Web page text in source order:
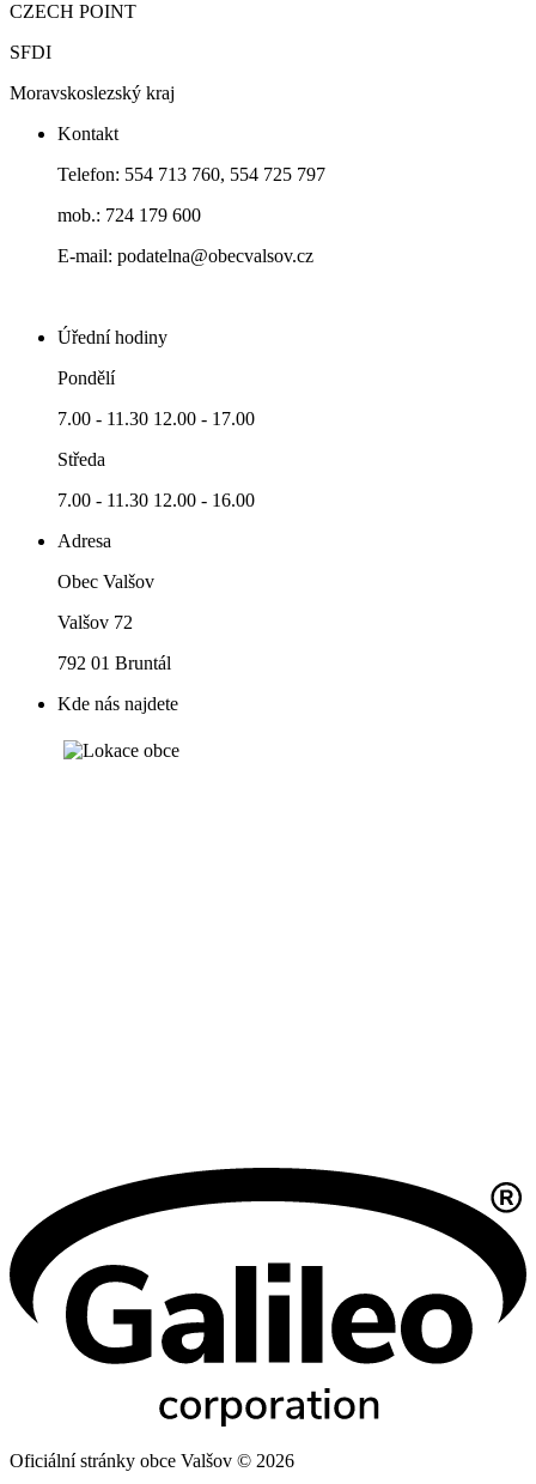
CZECH POINT
SFDI
Moravskoslezský kraj
Kontakt
Telefon: 554 713 760, 554 725 797
mob.: 724 179 600
E-mail: podatelna@obecvalsov.cz
Úřední hodiny
Pondělí
7.00 - 11.30 12.00 - 17.00
Středa
7.00 - 11.30 12.00 - 16.00
Adresa
Obec Valšov
Valšov 72
792 01 Bruntál
Kde nás najdete
Oficiální stránky obce Valšov © 2026